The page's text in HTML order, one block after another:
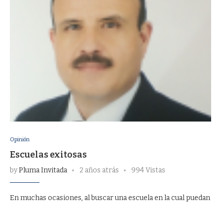
Opinión
Escuelas exitosas
byPluma Invitada 2 años atrás 994 Vistas
En muchas ocasiones, al buscar una escuela en la cual puedan